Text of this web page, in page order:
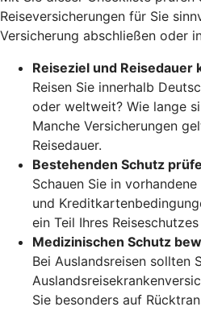
Reiseversicherungen für Sie
Versicherung abschließen oder
Reiseziel und Reisedauer
Reisen Sie innerhalb
oder weltweit? Wie lange
Manche Versicherungen
Reisedauer.
Bestehenden Schutz
Schauen Sie in
und
ein Teil Ihres
Medizinischen Schutz
Bei Auslandsreisen sollten
Sie besonders auf